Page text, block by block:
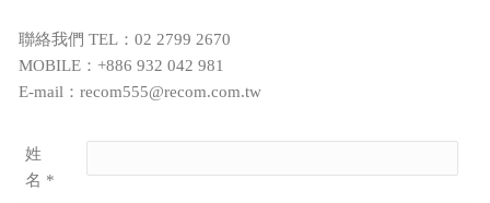
聯絡我們 TEL：02 2799 2670
MOBILE：+886 932 042 981
E-mail：recom555@recom.com.tw
姓
名 *